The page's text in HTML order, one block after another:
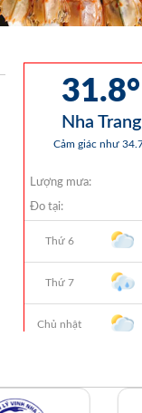
Dự Thảo
Các Yếu
Phát
Xác Định
Thặng
Đến Giá
Thể
THÔNG
Lựa
Sản Đối
01 Biển
THÔNG
Lựa
Sản Đối
Số KH-
Ban